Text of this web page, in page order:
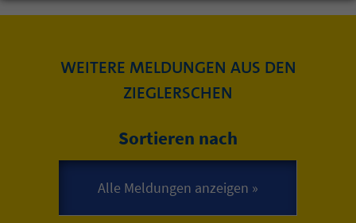
WEITERE MELDUNGEN AUS DEN
ZIEGLERSCHEN
Sortieren nach